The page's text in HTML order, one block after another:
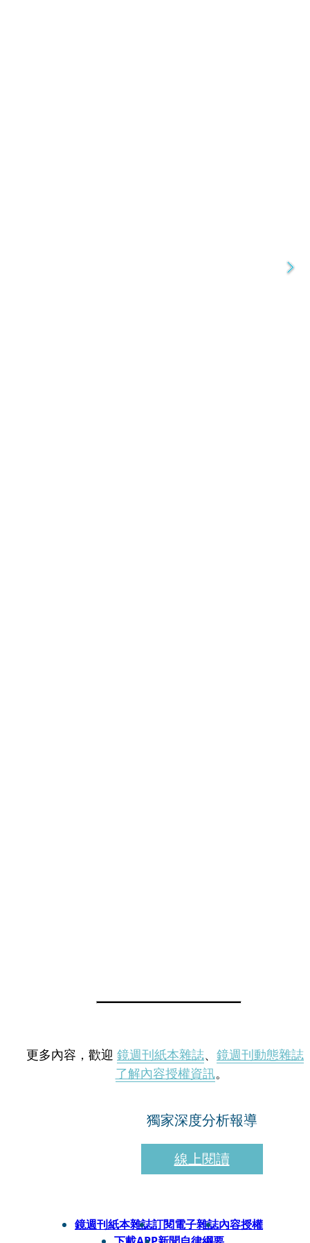
更多內容，歡迎 鏡週刊紙本雜誌、 鏡週刊動態雜誌
了解內容授權資訊。
獨家深度分析報導
線上閱讀
鏡週刊紙本雜誌訂閱電子雜誌內容授權